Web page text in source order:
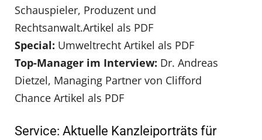
Schauspieler, Produzent und
Rechtsanwalt.Artikel als PDF
Special: Umweltrecht Artikel als PDF
Top-Manager im Interview: Dr. Andreas
Dietzel, Managing Partner von Clifford
Chance Artikel als PDF
Service: Aktuelle Kanzleiporträts für